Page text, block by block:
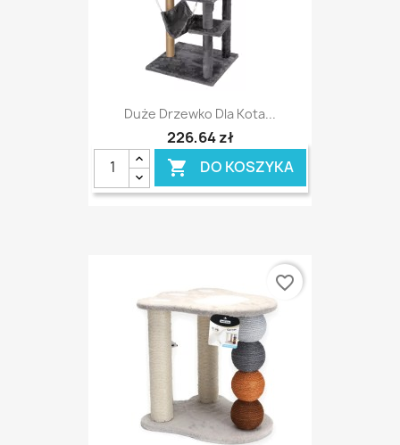
Duże Drzewko Dla Kota...
226,64 zł
 DO KOSZYKA
favorite_border